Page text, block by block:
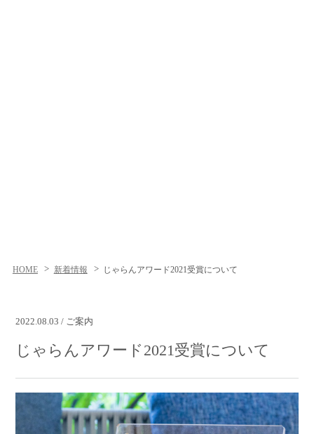
HOME 新着情報 じゃらんアワード2021受賞について
2022.08.03 / ご案内
じゃらんアワード2021受賞について